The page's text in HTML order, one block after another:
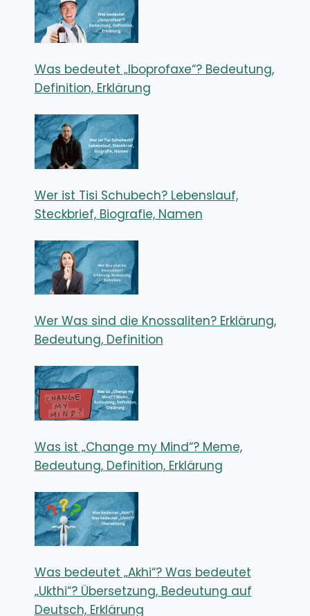
Was bedeutet „Iboprofaxe“? Bedeutung,
Definition, Erklärung
Wer ist Tisi Schubech? Lebenslauf,
Steckbrief, Biografie, Namen
Wer Was sind die Knossaliten? Erklärung,
Bedeutung, Definition
Was ist „Change my Mind“? Meme,
Bedeutung, Definition, Erklärung
Was bedeutet „Akhi“? Was bedeutet
„Ukthi“? Übersetzung, Bedeutung auf
Deutsch, Erklärung